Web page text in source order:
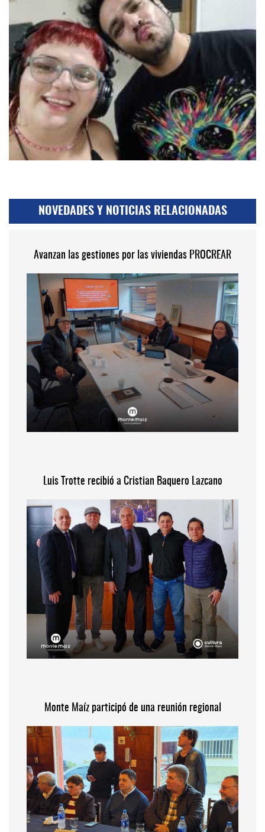
NOVEDADES Y NOTICIAS RELACIONADAS
Avanzan las gestiones por las viviendas PROCREAR
Luis Trotte recibió a Cristian Baquero Lazcano
Monte Maíz participó de una reunión regional